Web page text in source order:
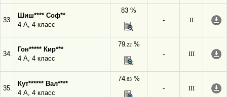
33.
Шиш**** Соф**
4 А, 4 класс
83 %
-
II
34.
Гон***** Кир***
4 А, 4 класс
79,22%
-
III
35.
Кут****** Вал****
4 А, 4 класс
74,63%
-
III